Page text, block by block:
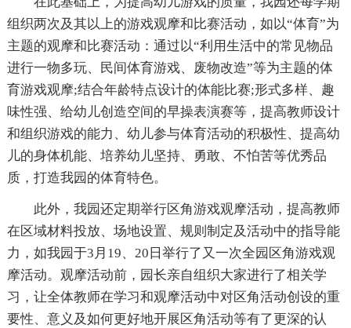
组织两次及其以上的游戏观摩和比赛活动，如以“体育”为
主题的观摩和比赛活动：通过以“利用生活中的常见物品
进行一物多玩、民间体育游戏、废物改造”等为主题的体
育游戏观摩;结合年龄特点设计的体能比赛;形式多样、趣
味性强、给幼儿创造空间的早操表演赛等，提高教师设计
和组织游戏的能力、幼儿参与体育活动的积极性、提高幼
儿的身体机能、培养幼儿坚持、勇敢、不怕苦等优秀品
质，打造我园的体育特色。
此外，我园还定期举行区角游戏观摩活动，提高教师
在区域材料投放、场地设置、规则制定及活动中的指导能
力，如我园于3月19、20日举行了又一次全园区角游戏观
摩活动。观摩活动前，园长亲自组织大家进行了相关学
习，让全体教师在学习和观摩活动中对区角活动创设的重
要性、意义及如何更好地开展区角活动等有了更深的认